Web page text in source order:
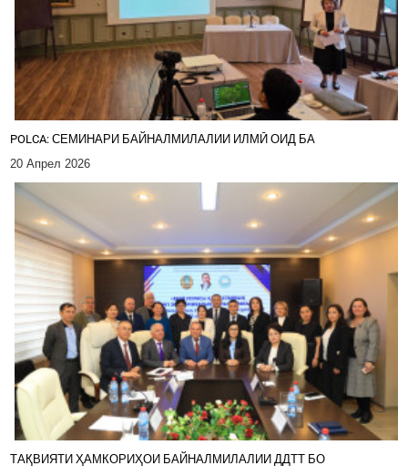
POLCA: СЕМИНАРИ БАЙНАЛМИЛАЛИИ ИЛМӢ ОИД БА
20 Апрел 2026
ТАҚВИЯТИ ҲАМКОРИҲОИ БАЙНАЛМИЛАЛИИ ДДТТ БО